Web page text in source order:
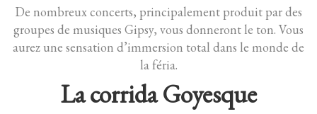
De nombreux concerts, principalement produit par des
groupes de musiques Gipsy, vous donneront le ton. Vous
aurez une sensation d’immersion total dans le monde de
la féria.
La corrida Goyesque